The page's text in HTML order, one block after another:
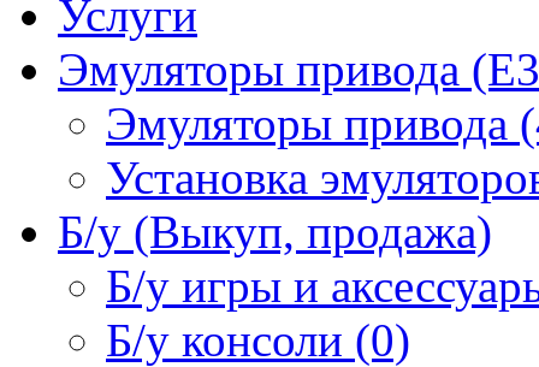
Услуги
Эмуляторы привода
Эмуляторы привода
Установка
Б/у (Выкуп, продажа)
Б/у игры и
Б/у консоли (0)